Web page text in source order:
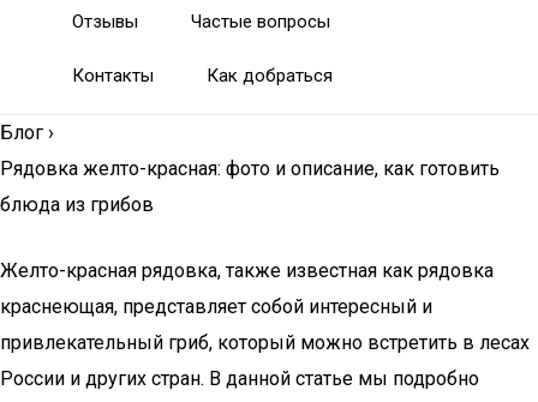
Отзывы Частые вопросы
Контакты Как добраться
Блог ›
Рядовка желто-красная: фото и описание, как готовить
блюда из грибов
Желто-красная рядовка, также известная как рядовка
краснеющая, представляет собой интересный и
привлекательный гриб, который можно встретить в лесах
России и других стран. В данной статье мы подробно